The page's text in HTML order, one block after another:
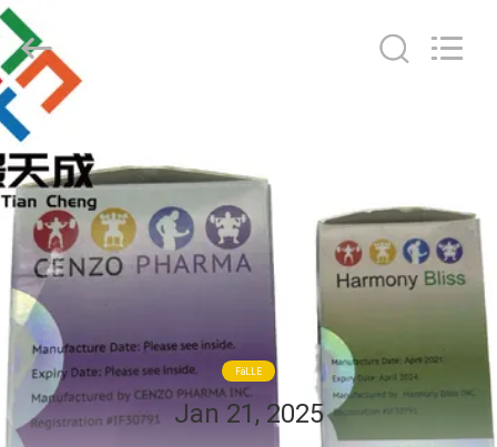
HAUS
PRODUKTE
ÜBER
UNS
FABRIK-
AUSFLUG
(Xiamen)
Industry
Co.,
Ltd.
All
Rights
Reserved.
FäLLE
Jan 21, 2025